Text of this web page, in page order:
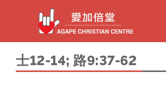
士12-14; 路9:37-62